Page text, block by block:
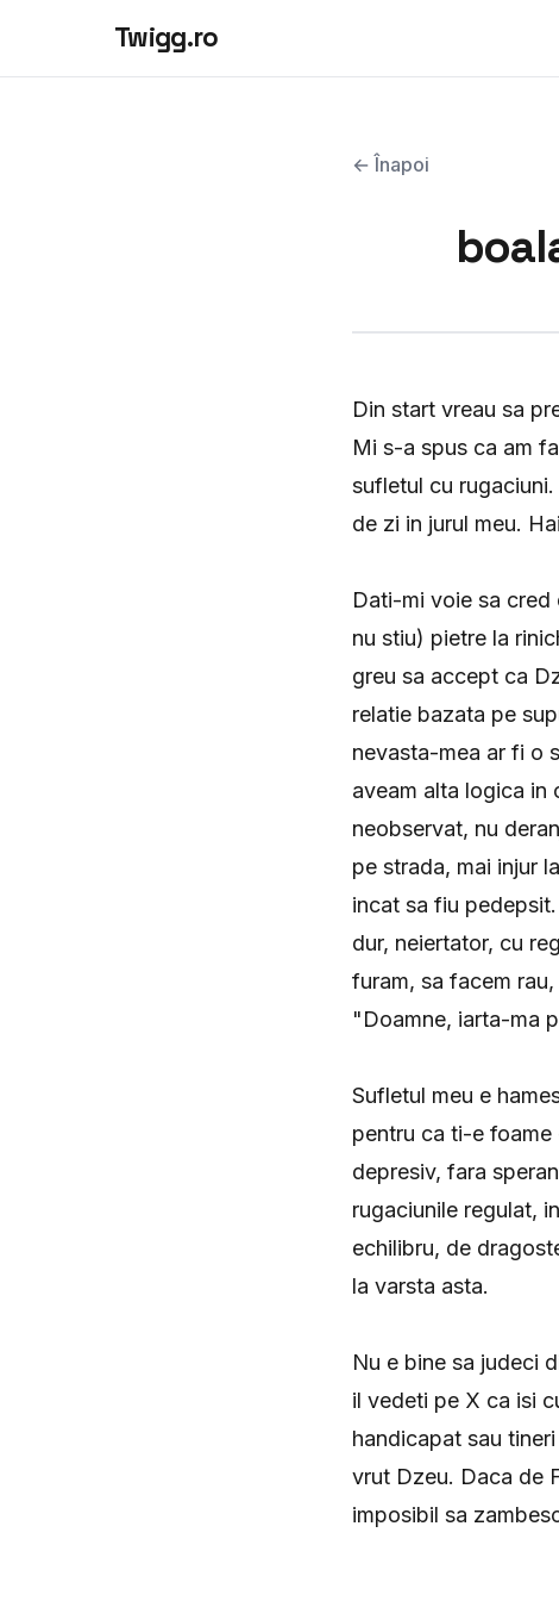
Twigg.ro
← Înapoi
Din start vreau sa
Mi s-a spus ca am
sufletul cu
de zi in jurul meu.
Dati-mi voie sa cred
nu stiu) pietre la
greu sa accept ca
relatie bazata pe
nevasta-mea ar fi o
aveam alta logica in
neobservat, nu
pe strada, mai injur
incat sa fiu
dur, neiertator, cu
furam, sa facem
"Doamne, iarta-ma
Sufletul meu e
pentru ca ti-e foame
depresiv, fara
rugaciunile regulat,
echilibru, de
la varsta asta.
Nu e bine sa judeci
il vedeti pe X ca isi
handicapat sau
vrut Dzeu. Daca de
imposibil sa